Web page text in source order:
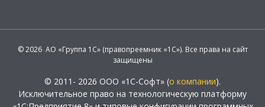
© 2026 АО «Группа 1С» (правопреемник «1С»). Все права на сайт
защищены
© 2011- 2026 ООО «1С-Софт» (о компании).
Исключительное право на технологическую платформу